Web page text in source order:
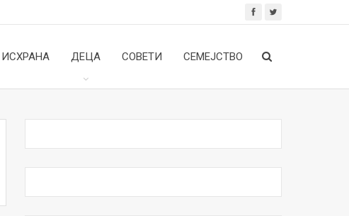
ИСХРАНА ДЕЦА СОВЕТИ СЕМЕЈСТВО